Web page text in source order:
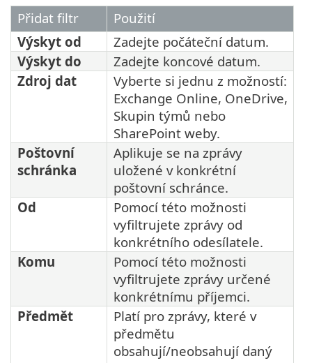
Přidat filtr
Použití
Výskyt od
Zadejte počáteční datum.
Výskyt do
Zadejte koncové datum.
Zdroj dat
Vyberte si jednu z možností:
Exchange Online, OneDrive,
Skupin týmů nebo
SharePoint weby.
Poštovní
schránka
Aplikuje se na zprávy
uložené v konkrétní
poštovní schránce.
Od
Pomocí této možnosti
vyfiltrujete zprávy od
konkrétního odesílatele.
Komu
Pomocí této možnosti
vyfiltrujete zprávy určené
konkrétnímu příjemci.
Předmět
Platí pro zprávy, které v
předmětu
obsahují/neobsahují daný